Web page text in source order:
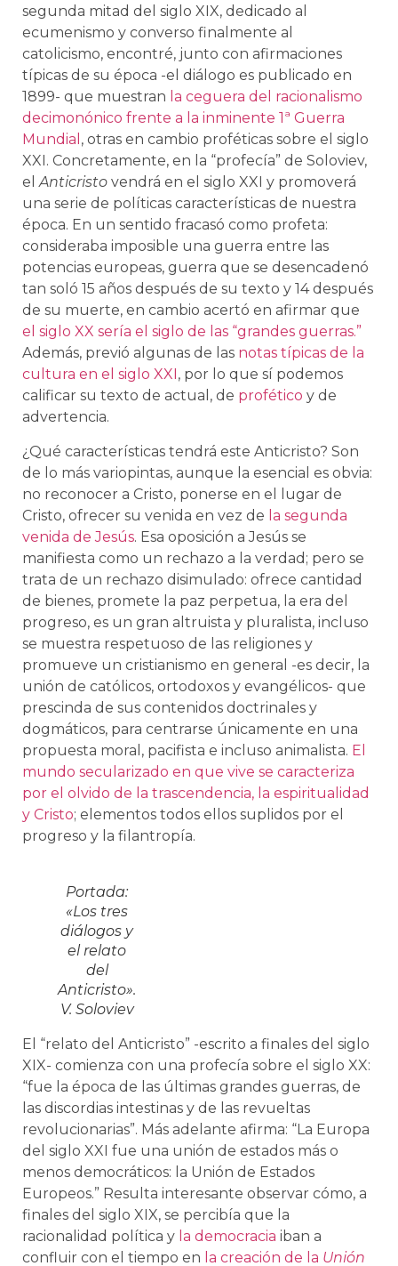
segunda mitad del siglo XIX, dedicado al
ecumenismo y converso finalmente al
catolicismo, encontré, junto con afirmaciones
típicas de su época -el diálogo es publicado en
1899- que muestran la ceguera del racionalismo
decimonónico frente a la inminente 1ª Guerra
Mundial , otras en cambio proféticas sobre el siglo
XXI. Concretamente, en la “profecía” de Soloviev,
elAnticristo vendrá en el siglo XXI y promoverá
una serie de políticas características de nuestra
época. En un sentido fracasó como profeta:
consideraba imposible una guerra entre las
potencias europeas, guerra que se desencadenó
tan soló 15 años después de su texto y 14 después
de su muerte, en cambio acertó en afirmar que
el siglo XX sería el siglo de las “grandes guerras.”
Además, previó algunas de las notas típicas de la
cultura en el siglo XXI , por lo que sí podemos
calificar su texto de actual, de profético y de
advertencia.
¿Qué características tendrá este Anticristo? Son
de lo más variopintas, aunque la esencial es obvia:
no reconocer a Cristo, ponerse en el lugar de
Cristo, ofrecer su venida en vez de la segunda
venida de Jesús. Esa oposición a Jesús se
manifiesta como un rechazo a la verdad; pero se
trata de un rechazo disimulado: ofrece cantidad
de bienes, promete la paz perpetua, la era del
progreso, es un gran altruista y pluralista, incluso
se muestra respetuoso de las religiones y
promueve un cristianismo en general -es decir, la
unión de católicos, ortodoxos y evangélicos- que
prescinda de sus contenidos doctrinales y
dogmáticos, para centrarse únicamente en una
propuesta moral, pacifista e incluso animalista. El
mundo secularizado en que vive se caracteriza
por el olvido de la trascendencia, la espiritualidad
y Cristo; elementos todos ellos suplidos por el
progreso y la filantropía.
Portada:
«Los tres
diálogos y
el relato
del
Anticristo».
V. Soloviev
El “relato del Anticristo” -escrito a finales del siglo
XIX- comienza con una profecía sobre el siglo XX:
“fue la época de las últimas grandes guerras, de
las discordias intestinas y de las revueltas
revolucionarias”. Más adelante afirma: “La Europa
del siglo XXI fue una unión de estados más o
menos democráticos: la Unión de Estados
Europeos.” Resulta interesante observar cómo, a
finales del siglo XIX, se percibía que la
racionalidad política y la democracia iban a
confluir con el tiempo en la creación de la Unión